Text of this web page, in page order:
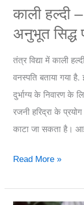
काली हल्दी
अनुभूत सिद्ध
तंत्र विद्या में काली
वनस्पति बताया गया
दुर्भाग्य के निवारण के
रजनी हरिद्रा के
काटा जा सकता है।
काली
Read More »